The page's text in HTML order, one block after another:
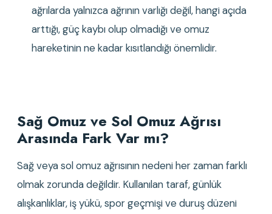
ağrılarda yalnızca ağrının varlığı değil, hangi açıda
arttığı, güç kaybı olup olmadığı ve omuz
hareketinin ne kadar kısıtlandığı önemlidir.
Sağ Omuz ve Sol Omuz Ağrısı
Arasında Fark Var mı?
Sağ veya sol omuz ağrısının nedeni her zaman farklı
olmak zorunda değildir. Kullanılan taraf, günlük
alışkanlıklar, iş yükü, spor geçmişi ve duruş düzeni